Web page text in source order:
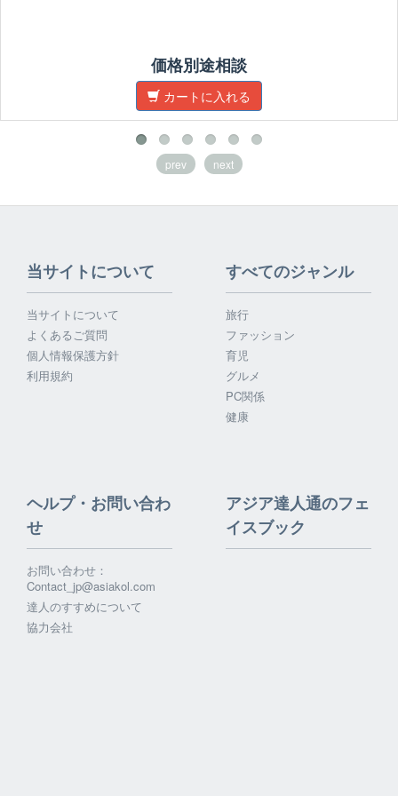
価格別途相談
カートに入れる
prev next
当サイトについて
当サイトについて
よくあるご質問
個人情報保護方針
利用規約
すべてのジャンル
旅行
ファッション
育児
グルメ
PC関係
健康
ヘルプ・お問い合わ
せ
お問い合わせ：
Contact_jp@asiakol.com
達人のすすめについて
協力会社
アジア達人通のフェ
イスブック